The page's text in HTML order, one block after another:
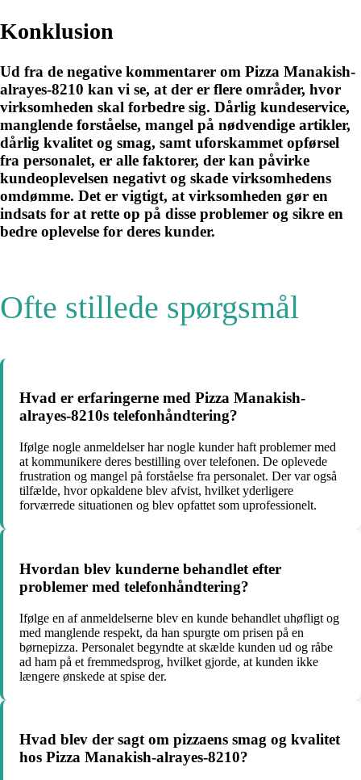
Konklusion
Ud fra de negative kommentarer om Pizza Manakish-
alrayes-8210 kan vi se, at der er flere områder, hvor
virksomheden skal forbedre sig. Dårlig kundeservice,
manglende forståelse, mangel på nødvendige artikler,
dårlig kvalitet og smag, samt uforskammet opførsel
fra personalet, er alle faktorer, der kan påvirke
kundeoplevelsen negativt og skade virksomhedens
omdømme. Det er vigtigt, at virksomheden gør en
indsats for at rette op på disse problemer og sikre en
bedre oplevelse for deres kunder.
Ofte stillede spørgsmål
Hvad er erfaringerne med Pizza Manakish-
alrayes-8210s telefonhåndtering?
Ifølge nogle anmeldelser har nogle kunder haft problemer med
at kommunikere deres bestilling over telefonen. De oplevede
frustration og mangel på forståelse fra personalet. Der var også
tilfælde, hvor opkaldene blev afvist, hvilket yderligere
forværrede situationen og blev opfattet som uprofessionelt.
Hvordan blev kunderne behandlet efter
problemer med telefonhåndtering?
Ifølge en af anmeldelserne blev en kunde behandlet uhøfligt og
med manglende respekt, da han spurgte om prisen på en
børnepizza. Personalet begyndte at skælde kunden ud og råbe
ad ham på et fremmedsprog, hvilket gjorde, at kunden ikke
længere ønskede at spise der.
Hvad blev der sagt om pizzaens smag og kvalitet
hos Pizza Manakish-alrayes-8210?